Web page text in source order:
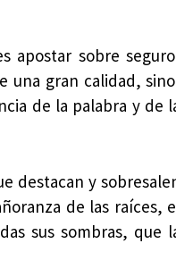
apostar sobre
una gran calidad,
de la palabra y de
destacan y
de las raíces,
sus sombras, que